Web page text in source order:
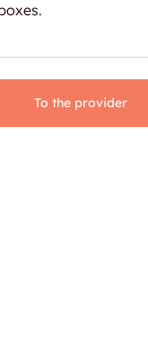
To the provider